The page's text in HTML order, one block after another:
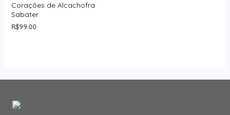
Corações de Alcachofra
Sabater
R$99.00